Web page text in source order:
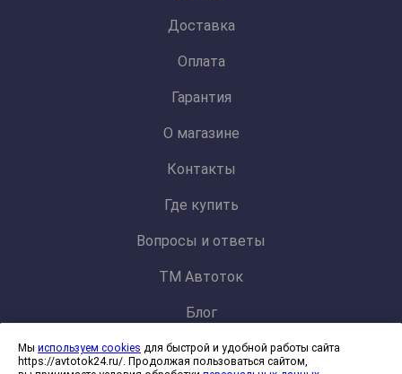
Доставка
Оплата
Гарантия
О магазине
Контакты
Где купить
Вопросы и ответы
ТМ Автоток
Блог
Политика конфиденциальности и обработки персональных данных
Согласие на обработку файлов cookies
Мы используем cookies для быстрой и удобной работы сайта
https://avtotok24.ru/. Продолжая пользоваться сайтом,